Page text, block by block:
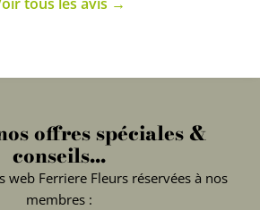
offres spéciales &
conseils...
web Ferriere Fleurs réservées à nos
membres :